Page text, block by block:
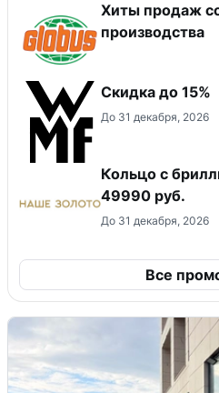
Хиты продаж
производства
Скидка до 15%
До 31 декабря, 2026
Кольцо с
49990 руб.
До 31 декабря, 2026
Все